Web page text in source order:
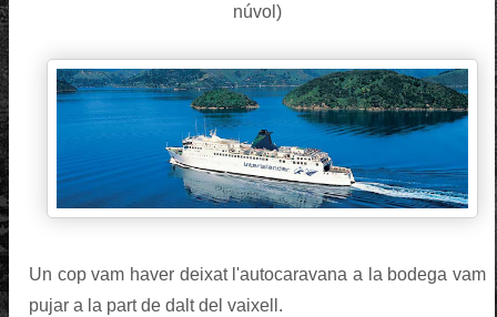
núvol)
Un cop vam haver deixat l'autocaravana a la bodega vam
pujar a la part de dalt del vaixell.